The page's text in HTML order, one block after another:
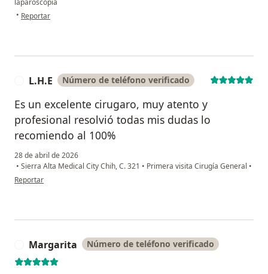
laparoscopia
• en opinión del usuario Sergio
Reportar
L.H.E Número de teléfono verificado
Es un excelente cirugaro, muy atento y
profesional resolvió todas mis dudas lo
recomiendo al 100%
28 de abril de 2026
• Sierra Alta Medical City Chih, C. 321 • Primera visita Cirugía General •
en opinión del usuario L.H.E
Reportar
Margarita Número de teléfono verificado